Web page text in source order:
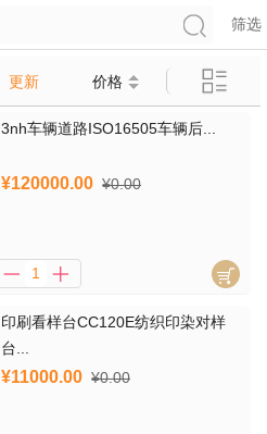
筛选
更新 价格
3nh车辆道路ISO16505车辆后...
¥120000.00 ¥0.00
印刷看样台CC120E纺织印染对样
台...
¥11000.00 ¥0.00